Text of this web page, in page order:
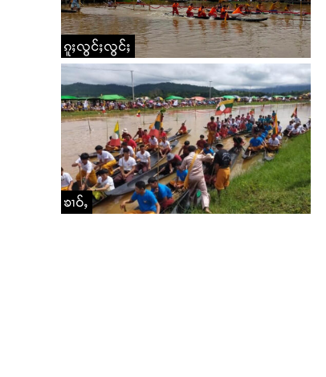
ၵူႈလွင်ႈလွင်ႈ
ၶၢဝ်ႇ